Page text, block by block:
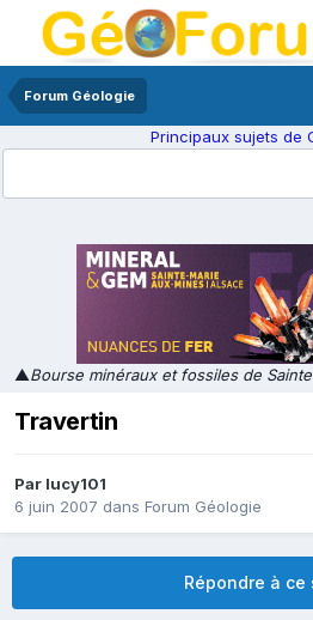
Forum Géologie
Principaux sujets de
▲Bourse minéraux et fossiles de
Travertin
Par lucy101
6 juin 2007 dans Forum Géologie
Répondre à ce